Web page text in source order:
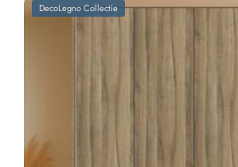
DecoLegno Collectie